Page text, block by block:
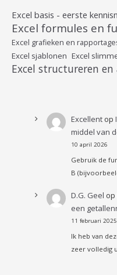
Excel basis - eerste
Excel formules en
Excel grafieken en
Excel sjablonen Excel
Excel structureren en
Excellent op
middel van
10 april 2026
Gebruik de
B
D.G. Geel op
een
11 februari 2025
Ik heb van
zeer volledig